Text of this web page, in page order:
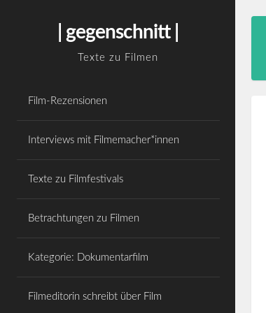
| gegenschnitt |
Texte zu Filmen
Film-Rezensionen
Interviews mit Filmemacher*innen
Texte zu Filmfestivals
Betrachtungen zu Filmen
Kategorie: Dokumentarfilm
Filmeditorin schreibt über Film